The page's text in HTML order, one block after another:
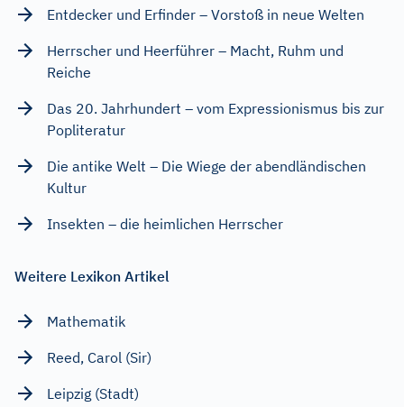
Entdecker und Erfinder – Vorstoß in neue Welten
Herrscher und Heerführer – Macht, Ruhm und
Reiche
Das 20. Jahrhundert – vom Expressionismus bis zur
Popliteratur
Die antike Welt – Die Wiege der abendländischen
Kultur
Insekten – die heimlichen Herrscher
Weitere Lexikon Artikel
Mathematik
Reed, Carol (Sir)
Leipzig (Stadt)